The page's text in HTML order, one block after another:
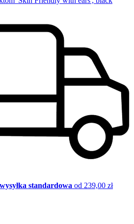
standardowa od 239,00 zł